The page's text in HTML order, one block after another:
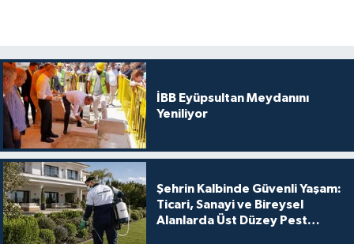
İBB Eyüpsultan Meydanını
Yeniliyor
Şehrin Kalbinde Güvenli Yaşam:
Ticari, Sanayi ve Bireysel
Alanlarda Üst Düzey Pest